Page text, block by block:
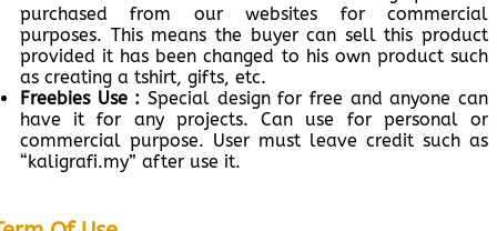
purchased from our websites for commercial
purposes. This means the buyer can sell this product
provided it has been changed to his own product such
as creating a tshirt, gifts, etc.
Freebies Use : Special design for free and anyone can
have it for any projects. Can use for personal or
commercial purpose. User must leave credit such as
“kaligrafi.my” after use it.